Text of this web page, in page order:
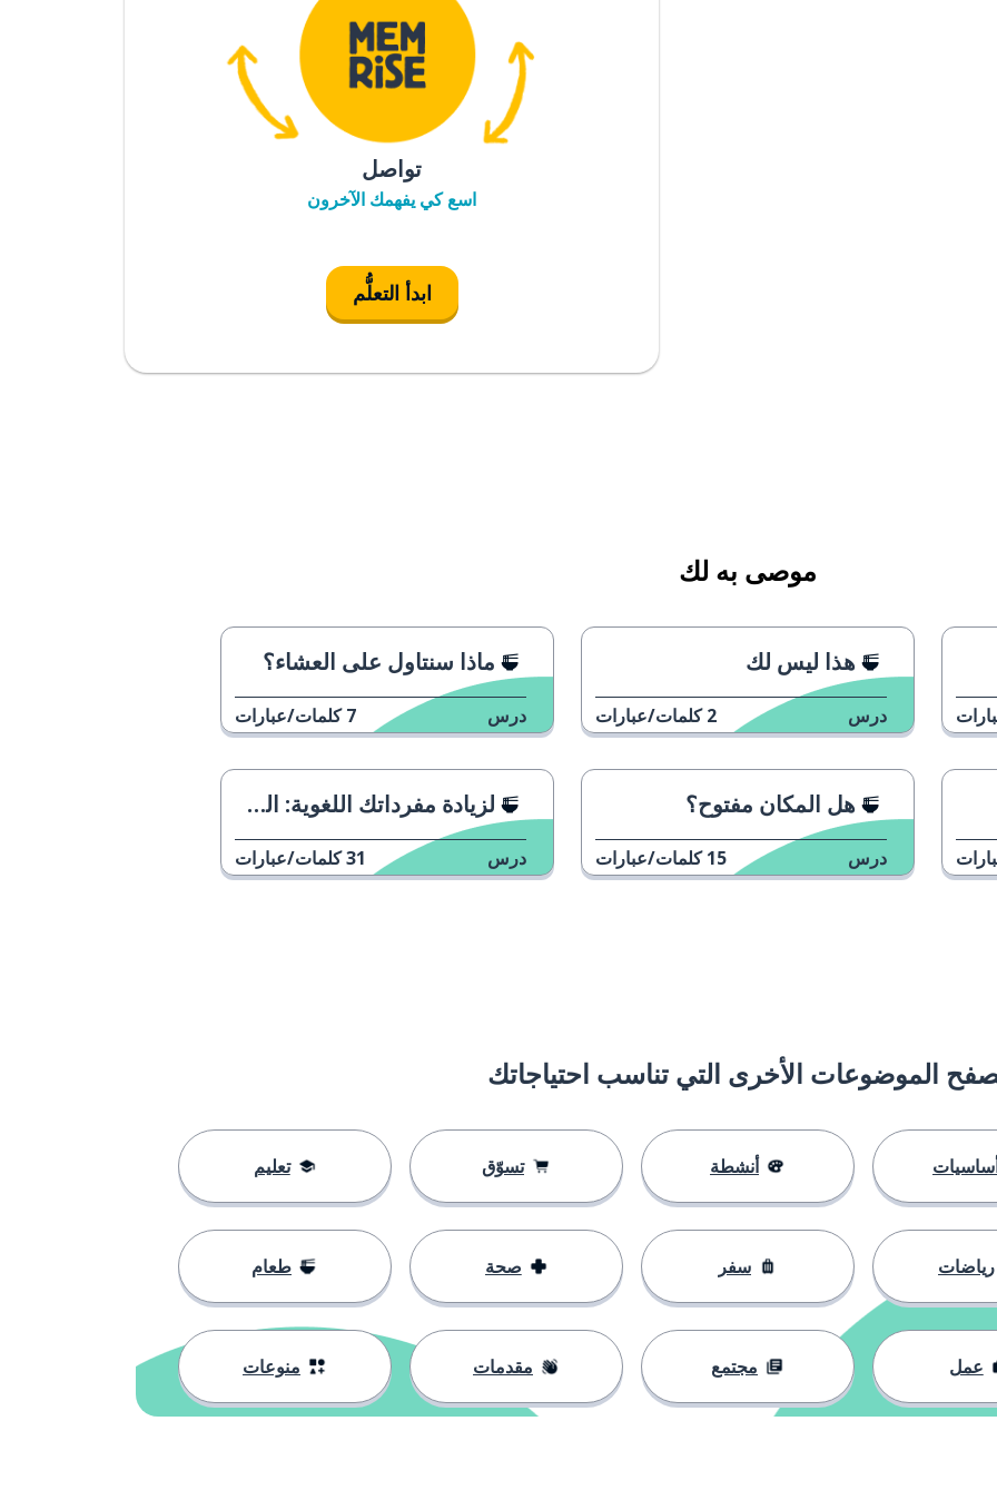
تواصل
اسع كي يفهمك الآخرون
ابدأ التعلُّم
موصى به لك
هذا ليس لك
درس 2 كلمات/عبارات
ماذا سنتاول على العشاء؟
درس 7 كلمات/عبارات
هل المكان مفتوح؟
درس 15 كلمات/عبارات
لزيادة مفرداتك اللغوية: الطعام
درس 31كلمات/عبارات
الموضوعات الأخرى التي تناسب احتياجاتك
أنشطة تسوّق تعليم
رياضات سفر صحة طعام
عمل مجتمع مقدمات منوعات